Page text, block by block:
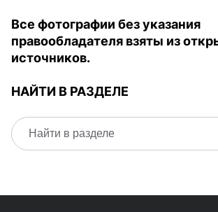
Все фотографии без указания
правообладателя взяты из
источников.
НАЙТИ В РАЗДЕЛЕ